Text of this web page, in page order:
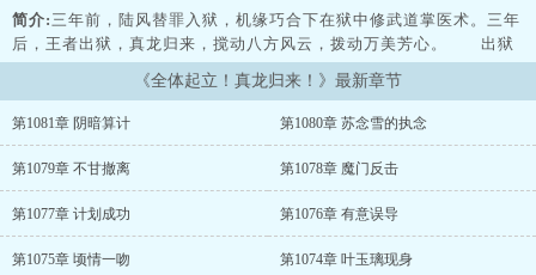
简介:三年前，陆风替罪入狱，机缘巧合下在狱中修武道掌医术。三年
后，王者出狱，真龙归来，搅动八方风云，拨动万美芳心。 出狱
第一剑，剑斩意中人，开启无敌之路。且看陆风如何以狂龙之势，在
万丈红尘中翻手为云覆手为雨，…
《全体起立！真龙归来！》最新章节
第1081章 阴暗算计 第1080章 苏念雪的执念
第1079章 不甘撤离 第1078章 魔门反击
第1077章 计划成功 第1076章 有意误导
第1075章 顷情一吻 第1074章 叶玉璃现身